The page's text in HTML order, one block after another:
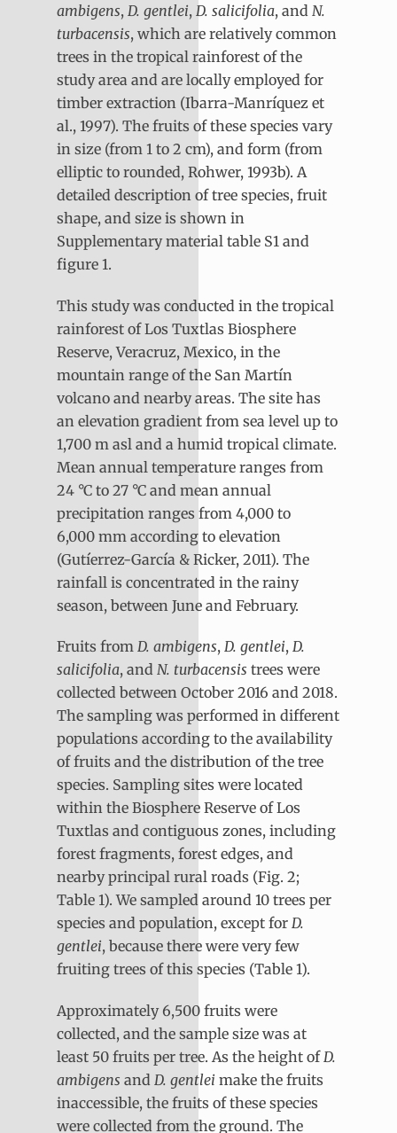
ambigens, D. gentlei, D. salicifolia, and N.
turbacensis, which are relatively common
trees in the tropical rainforest of the
study area and are locally employed for
timber extraction (Ibarra-Manríquez et
al., 1997). The fruits of these species vary
in size (from 1 to 2 cm), and form (from
elliptic to rounded, Rohwer, 1993b). A
detailed description of tree species, fruit
shape, and size is shown in
Supplementary material table S1 and
figure 1.
This study was conducted in the tropical
rainforest of Los Tuxtlas Biosphere
Reserve, Veracruz, Mexico, in the
mountain range of the San Martín
volcano and nearby areas. The site has
an elevation gradient from sea level up to
1,700 m asl and a humid tropical climate.
Mean annual temperature ranges from
24 °C to 27 °C and mean annual
precipitation ranges from 4,000 to
6,000 mm according to elevation
(Gutíerrez-García & Ricker, 2011). The
rainfall is concentrated in the rainy
season, between June and February.
Fruits from D. ambigens, D. gentlei, D.
salicifolia, and N. turbacensis trees were
collected between October 2016 and 2018.
The sampling was performed in different
populations according to the availability
of fruits and the distribution of the tree
species. Sampling sites were located
within the Biosphere Reserve of Los
Tuxtlas and contiguous zones, including
forest fragments, forest edges, and
nearby principal rural roads (Fig. 2;
Table 1). We sampled around 10 trees per
species and population, except for D.
gentlei, because there were very few
fruiting trees of this species (Table 1).
Approximately 6,500 fruits were
collected, and the sample size was at
least 50 fruits per tree. As the height ofD.
ambigens and D. gentlei make the fruits
inaccessible, the fruits of these species
were collected from the ground. The